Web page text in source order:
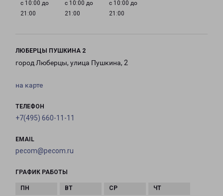
с 10:00 до
21:00
с 10:00 до
21:00
с 10:00 до
21:00
ЛЮБЕРЦЫ ПУШКИНА 2
город Люберцы, улица Пушкина, 2
на карте
ТЕЛЕФОН
+7(495) 660-11-11
EMAIL
pecom@pecom.ru
ГРАФИК РАБОТЫ